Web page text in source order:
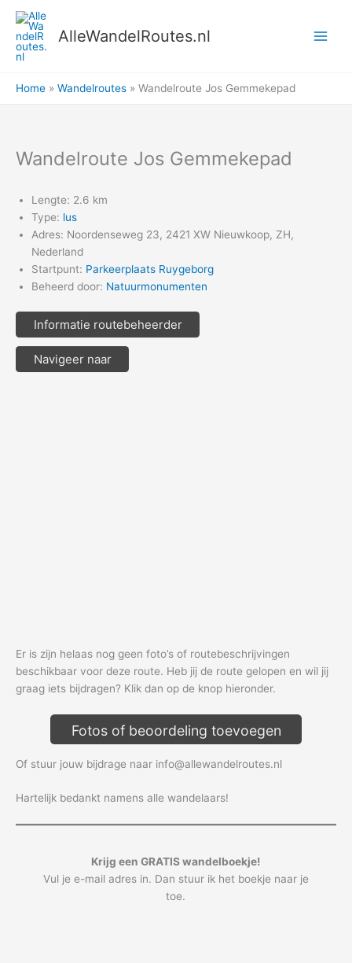
naar
inhoud
AlleWandelRoutes.nl
Home Wandelroutes Wandelroute Jos Gemmekepad
Wandelroute Jos Gemmekepad
Lengte: 2.6 km
Type: lus
Adres: Noordenseweg 23, 2421 XW Nieuwkoop, ZH,
Nederland
Startpunt: Parkeerplaats Ruygeborg
Beheerd door: Natuurmonumenten
Informatie routebeheerder
Navigeer naar
Er is zijn helaas nog geen foto’s of routebeschrijvingen
beschikbaar voor deze route. Heb jij de route gelopen en wil jij
graag iets bijdragen? Klik dan op de knop hieronder.
Fotos of beoordeling toevoegen
Of stuur jouw bijdrage naar info@allewandelroutes.nl
Hartelijk bedankt namens alle wandelaars!
Krijg een GRATIS wandelboekje!
Vul je e-mail adres in. Dan stuur ik het boekje naar je
toe.